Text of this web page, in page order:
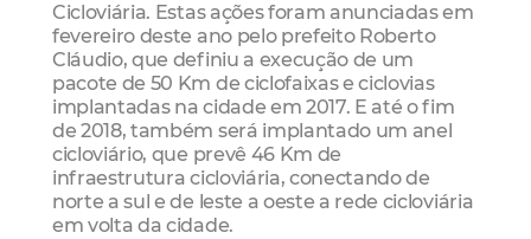
Cicloviária. Estas ações foram anunciadas em
fevereiro deste ano pelo prefeito Roberto
Cláudio, que definiu a execução de um
pacote de 50 Km de ciclofaixas e ciclovias
implantadas na cidade em 2017. E até o fim
de 2018, também será implantado um anel
cicloviário, que prevê 46 Km de
infraestrutura cicloviária, conectando de
norte a sul e de leste a oeste a rede cicloviária
em volta da cidade.